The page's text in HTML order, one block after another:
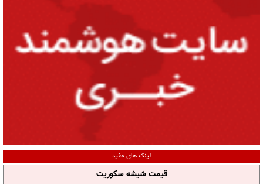
لینک های مفید
قیمت شیشه سکوریت